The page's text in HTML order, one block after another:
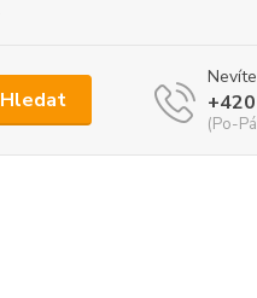
Hledat
(Po-